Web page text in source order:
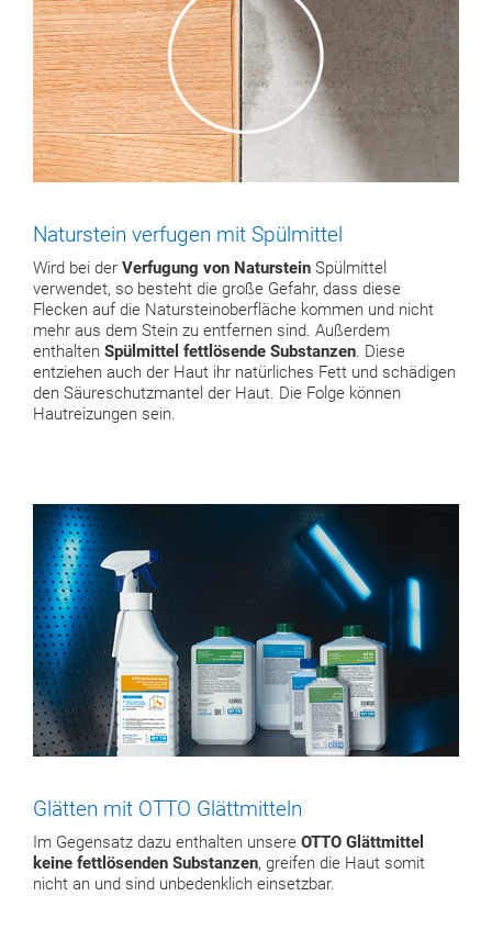
Naturstein verfugen mit Spülmittel
Wird bei der Verfugung von Naturstein Spülmittel
verwendet, so besteht die große Gefahr, dass diese
Flecken auf die Natursteinoberfläche kommen und nicht
mehr aus dem Stein zu entfernen sind. Außerdem
enthalten Spülmittel fettlösende Substanzen. Diese
entziehen auch der Haut ihr natürliches Fett und schädigen
den Säureschutzmantel der Haut. Die Folge können
Hautreizungen sein.
Glätten mit OTTO Glättmitteln
Im Gegensatz dazu enthalten unsere OTTO Glättmittel
keine fettlösenden Substanzen, greifen die Haut somit
nicht an und sind unbedenklich einsetzbar.